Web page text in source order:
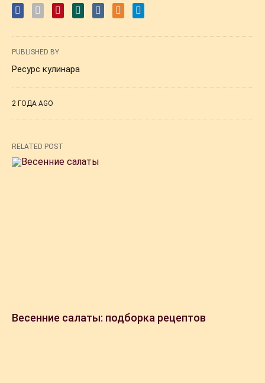
PUBLISHED BY
Ресурс кулинара
2 ГОДА AGO
RELATED POST
Весенние салаты: подборка рецептов